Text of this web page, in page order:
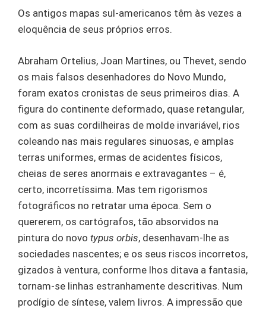
Os antigos mapas sul-americanos têm às vezes a
eloquência de seus próprios erros.
Abraham Ortelius, Joan Martines, ou Thevet, sendo
os mais falsos desenhadores do Novo Mundo,
foram exatos cronistas de seus primeiros dias. A
figura do continente deformado, quase retangular,
com as suas cordilheiras de molde invariável, rios
coleando nas mais regulares sinuosas, e amplas
terras uniformes, ermas de acidentes físicos,
cheias de seres anormais e extravagantes – é,
certo, incorretíssima. Mas tem rigorismos
fotográficos no retratar uma época. Sem o
quererem, os cartógrafos, tão absorvidos na
pintura do novo typus orbis, desenhavam-lhe as
sociedades nascentes; e os seus riscos incorretos,
gizados à ventura, conforme lhos ditava a fantasia,
tornam-se linhas estranhamente descritivas. Num
prodígio de síntese, valem livros. A impressão que